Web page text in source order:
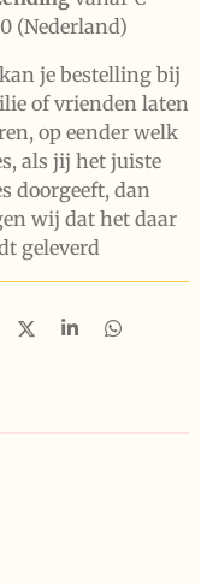
(Nederland)
je bestelling bij
of vrienden laten
op eender welk
als jij het juiste
doorgeeft, dan
wij dat het daar
geleverd
D
S
D